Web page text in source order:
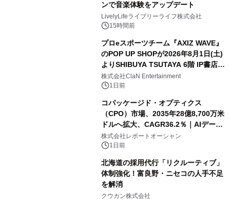
ンで音楽体験をアップデート
LivelyLifeライブリーライフ株式会社
15時間前
プロeスポーツチーム『AXIZ WAVE』
のPOP UP SHOPが2026年8月1日(土)
よりSHIBUYA TSUTAYA 6階 IP書店で
開催決定！！
株式会社ClaN Entertainment
1日前
コパッケージド・オプティクス
（CPO）市場、2035年28億8,700万米
ドルへ拡大、CAGR36.2％｜AIデータ
センター・高速光通信需要が成長を加
速
株式会社レポートオーシャン
1日前
北海道の採用代行「リクルーティブ」
体制強化！富良野・ニセコの人手不足
を解消
クウカン株式会社